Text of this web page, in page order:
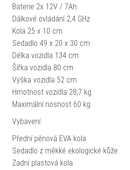
Baterie 2x 12V / 7Ah
Dálkové ovládání 2,4 GHz
Kola 25 x 10 cm
Sedadlo 49 x 20 x 30 cm
Délka vozidla 134 cm
Šířka vozidla 80 cm
Výška vozidla 52 cm
Hmotnost vozidla 28,7 kg
Maximální nosnost 60 kg
Vybavení:
Přední pěnová EVA kola
Sedadlo z měkké ekologické kůže
Zadní plastová kola